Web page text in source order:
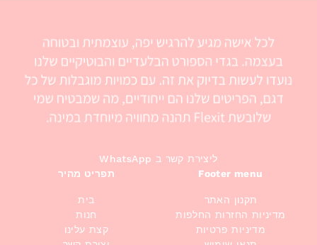
WhatsApp ליצירת קשר ב
תפריט מהיר
בית
חנות
קצת עלינו
Footer menu
תקנון האתר
מדיניות החזרות החלפות
מדיניות פרטיות